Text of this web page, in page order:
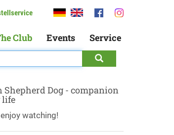
Club Events Service
Shepherd Dog - companion
life
watching!